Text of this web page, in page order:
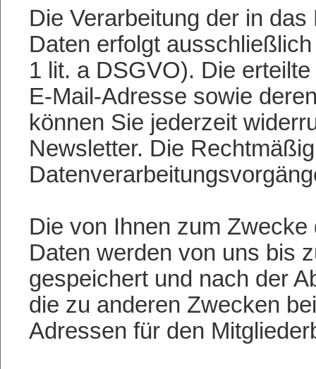
Die Verarbeitung der in
Daten erfolgt
1 lit. a DSGVO). Die
E-Mail-Adresse sowie
können Sie jederzeit
Newsletter. Die
Die von Ihnen zum
Daten werden von uns bis
gespeichert und nach der
die zu anderen Zwecken
Adressen für den